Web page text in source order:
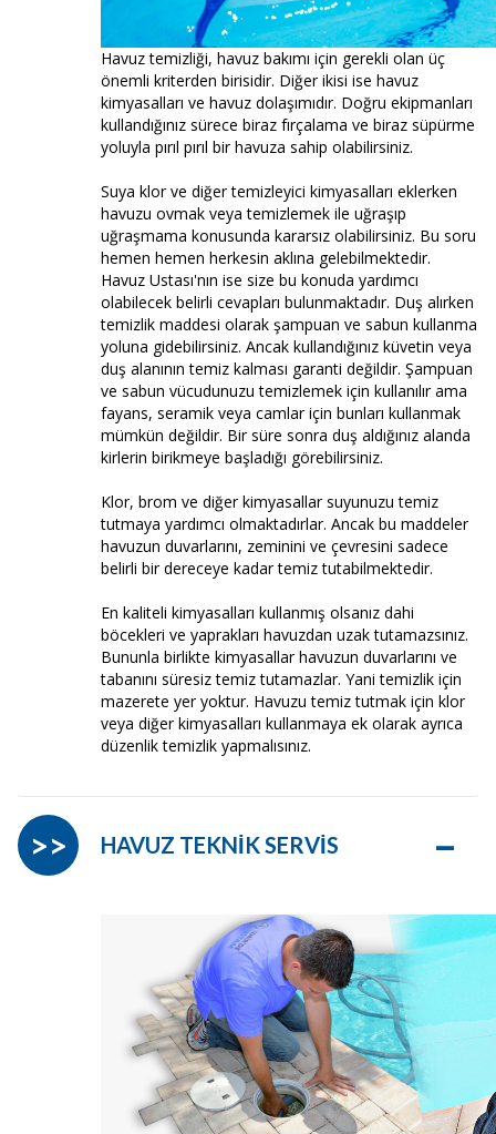
Havuz temizliği, havuz bakımı için gerekli olan üç
önemli kriterden birisidir. Diğer ikisi ise havuz
kimyasalları ve havuz dolaşımıdır. Doğru ekipmanları
kullandığınız sürece biraz fırçalama ve biraz süpürme
yoluyla pırıl pırıl bir havuza sahip olabilirsiniz.
Suya klor ve diğer temizleyici kimyasalları eklerken
havuzu ovmak veya temizlemek ile uğraşıp
uğraşmama konusunda kararsız olabilirsiniz. Bu soru
hemen hemen herkesin aklına gelebilmektedir.
Havuz Ustası'nın ise size bu konuda yardımcı
olabilecek belirli cevapları bulunmaktadır. Duş alırken
temizlik maddesi olarak şampuan ve sabun kullanma
yoluna gidebilirsiniz. Ancak kullandığınız küvetin veya
duş alanının temiz kalması garanti değildir. Şampuan
ve sabun vücudunuzu temizlemek için kullanılır ama
fayans, seramik veya camlar için bunları kullanmak
mümkün değildir. Bir süre sonra duş aldığınız alanda
kirlerin birikmeye başladığı görebilirsiniz.
Klor, brom ve diğer kimyasallar suyunuzu temiz
tutmaya yardımcı olmaktadırlar. Ancak bu maddeler
havuzun duvarlarını, zeminini ve çevresini sadece
belirli bir dereceye kadar temiz tutabilmektedir.
En kaliteli kimyasalları kullanmış olsanız dahi
böcekleri ve yaprakları havuzdan uzak tutamazsınız.
Bununla birlikte kimyasallar havuzun duvarlarını ve
tabanını süresiz temiz tutamazlar. Yani temizlik için
mazerete yer yoktur. Havuzu temiz tutmak için klor
veya diğer kimyasalları kullanmaya ek olarak ayrıca
düzenlik temizlik yapmalısınız.
HAVUZ TEKNİK SERVİS –
>>